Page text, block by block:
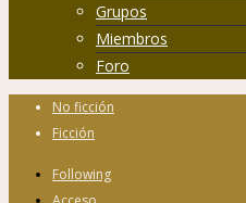
Grupos
Miembros
Foro
No ficción
Ficción
Following